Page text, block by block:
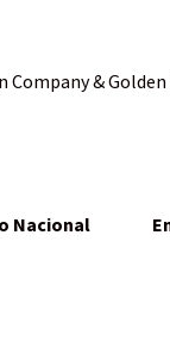
Company &
Nacional